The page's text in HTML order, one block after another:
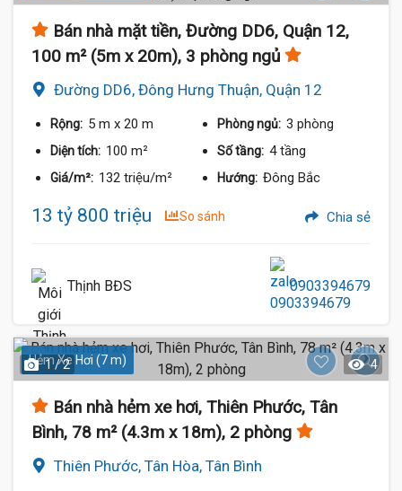
Bán nhà mặt tiền, Đường DD6, Quận 12,
100 m² (5m x 20m), 3 phòng ngủ
Đường DD6, Đông Hưng Thuận, Quận 12
Rộng: 5 m x 20 m Phòng ngủ: 3 phòng
Diện tích: 100 m² Số tầng: 4 tầng
Giá/m²: 132 triệu/m² Hướng: Đông Bắc
13 tỷ 800 triệu So sánh Chia sẻ
Thịnh BĐS 0903394679
Hẻm Xe Hơi (7 m)
1 / 2 4
Bán nhà hẻm xe hơi, Thiên Phước, Tân
Bình, 78 m² (4.3m x 18m), 2 phòng
Thiên Phước, Tân Hòa, Tân Bình